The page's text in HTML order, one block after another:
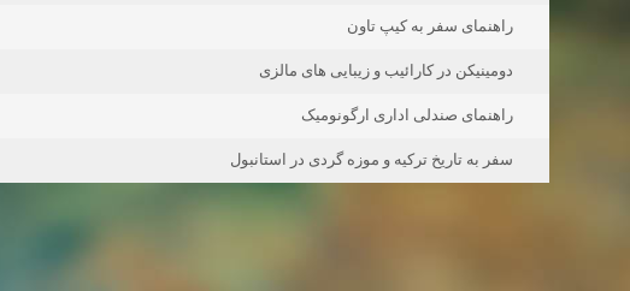
راهنمای سفر به کیپ تاون
دومینیکن در کارائیب و زیبایی های مالزی
راهنمای صندلی اداری ارگونومیک
سفر به تاریخ ترکیه و موزه گردی در استانبول